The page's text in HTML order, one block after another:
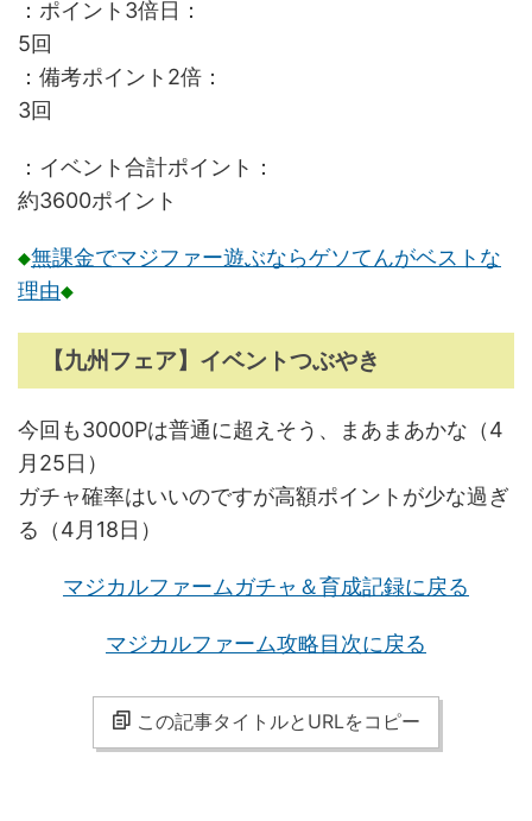
：ポイント3倍日：
5回
：備考ポイント2倍：
3回
：イベント合計ポイント：
約3600ポイント
◆無課金でマジファー遊ぶならゲソてんがベストな
理由◆
【九州フェア】イベントつぶやき
今回も3000Pは普通に超えそう、まあまあかな（4
月25日）
ガチャ確率はいいのですが高額ポイントが少な過ぎ
る（4月18日）
マジカルファームガチャ＆育成記録に戻る
マジカルファーム攻略目次に戻る
この記事タイトルとURLをコピー